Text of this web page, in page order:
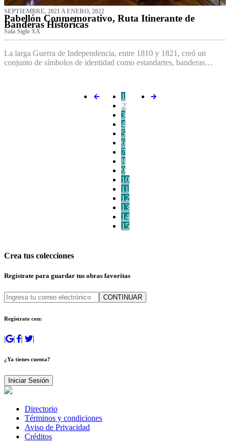
SEPTIEMBRE, 2021 A ENERO, 2022
Pabellón Conmemorativo, Ruta Itinerante de
Banderas Históricas
Sala Siglo XX
La larga Guerra de Independencia, entre 1810 y 1821, creó un
conjunto de símbolos de identidad como estandartes, banderas…
1
2
3
4
5
6
7
8
9
10
11
12
13
14
15
Crea tus colecciones
Regístrate para guardar tus obras favoritas
CONTINUAR
Regístrate con:
| | | |
¿Ya tienes cuenta?
Iniciar Sesión
Directorio
Términos y condiciones
Aviso de Privacidad
Créditos